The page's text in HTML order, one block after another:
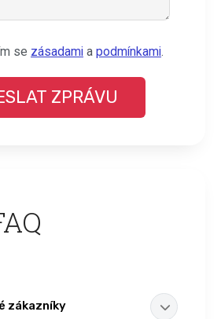
odsouhlasit naše
se zásadami a podmínkami.
zákazníky